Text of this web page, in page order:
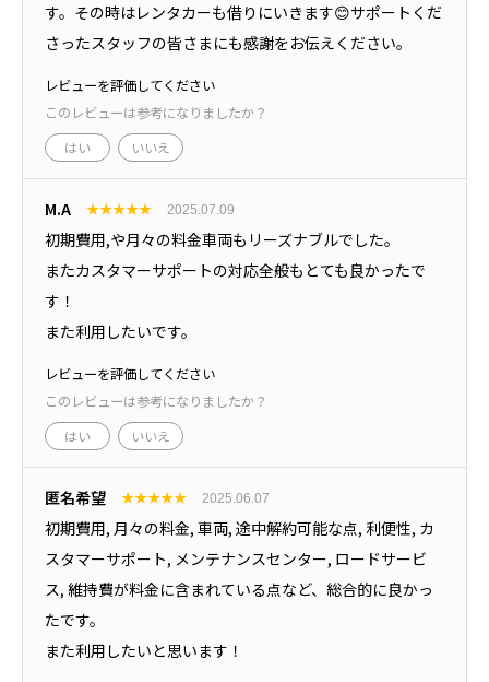
す。その時はレンタカーも借りにいきます😊サポートくだ
さったスタッフの皆さまにも感謝をお伝えください。
レビューを評価してください
このレビューは参考になりましたか？
はい いいえ
M.A ★★★★★ 2025.07.09
初期費用,や月々の料金車両もリーズナブルでした。
またカスタマーサポートの対応全般もとても良かったで
す！
また利用したいです。
レビューを評価してください
このレビューは参考になりましたか？
はい いいえ
匿名希望 ★★★★★ 2025.06.07
初期費用, 月々の料金, 車両, 途中解約可能な点, 利便性, カ
スタマーサポート, メンテナンスセンター, ロードサービ
ス, 維持費が料金に含まれている点など、総合的に良かっ
たです。
また利用したいと思います！